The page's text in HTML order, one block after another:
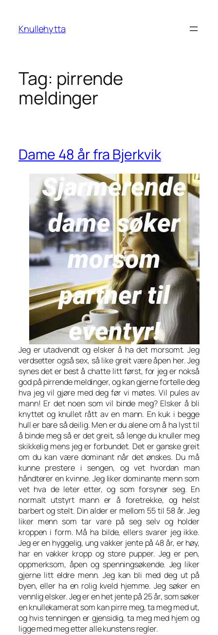
content
Knullehytta
Tag: pirrende
meldinger
Dame 48 år fra Bjerkvik
Jeg er utadvendt og elsker å ha det morsomt. Jeg
verdsetter også sex, så like greit være åpen her. Jeg
synes det er best å chatte litt først, for jeg er nokså
god på pirrende meldinger, og kan gjerne fortelle deg
hva jeg vil gjøre med deg før vi møtes. Vil pules av
mann! Er det noen som vil binde meg? Elsker å bli
knyttet og knullet rått av en mann. En kuk i begge
hull er bare så deilig. Men er du alene om å ha lyst til
å binde meg så er det greit, så lenge du knuller meg
skikkelig mens jeg er forbundet. Det er ganske greit
om du kan være dominant når det ønskes. Du må
kunne prestere i sengen, og vet hvordan man
håndterer en kvinne. Jeg liker dominante menn som
vet hva de leter etter, og som forsyner seg. En
normalt utstyrt mann er å foretrekke, og helst
barbert og stelt. Din alder er mellom 55 til 58 år. Jeg
liker menn som tar vare på seg selv og holder
kroppen i form. Må ha bilde, ellers svarer jeg ikke.
Jeg er en hyggelig, ung vakker jente på 48 år, er høy,
har en vakker kropp og store pupper. Jeg er pen,
oppmerksom, åpen og spenningsøkende. Jeg liker
gjerne litt eldre menn. Jeg kan bli med deg ut på
byen, eller ha en rolig kveld hjemme. Jeg søker en
vennlig elsker. Jeg er en het jente på 25 år, som søker
en knullekamerat som kan pirre meg, ta meg med ut,
og hvis tenningen er gjensidig, ta meg med hjem og
ligge med meg etter alle kunstens regler.